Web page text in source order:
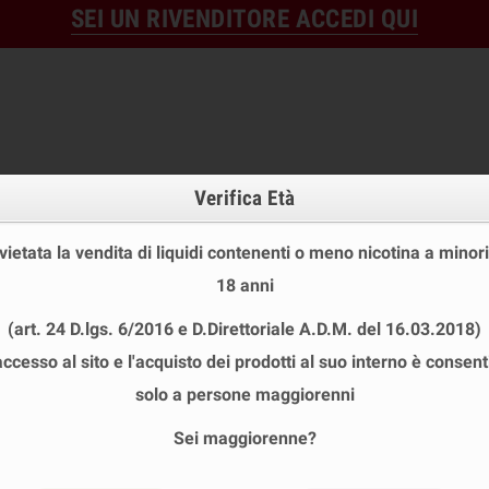
SEI UN RIVENDITORE ACCEDI QUI
USA E GETTA LIQUIDI PRONTI SHOT E
GALACTIKA chevron_right Base FULL VG 10 ml Basetta Nicotina
Verifica Età
la vendita di liquidi contenenti o meno nicotina a
18 anni
(art. 24 D.lgs. 6/2016 e D.Direttoriale A.D.M. del 16.03.2018)
al sito e l'acquisto dei prodotti al suo interno è
solo a persone maggiorenni
Sei maggiorenne?